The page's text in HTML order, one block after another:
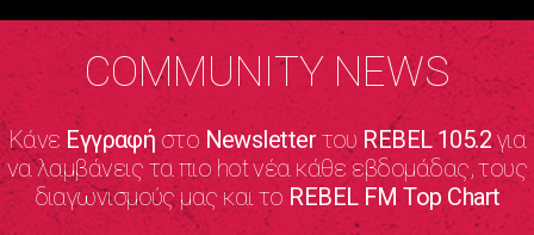
COMMUNITY NEWS
Κάνε Εγγραφήστο NewsletterτουREBEL 105.2για
να λαμβάνεις τα πιο hot νέα κάθε εβδομάδας, τους
διαγωνισμούς μας και το REBEL FM Top Chart